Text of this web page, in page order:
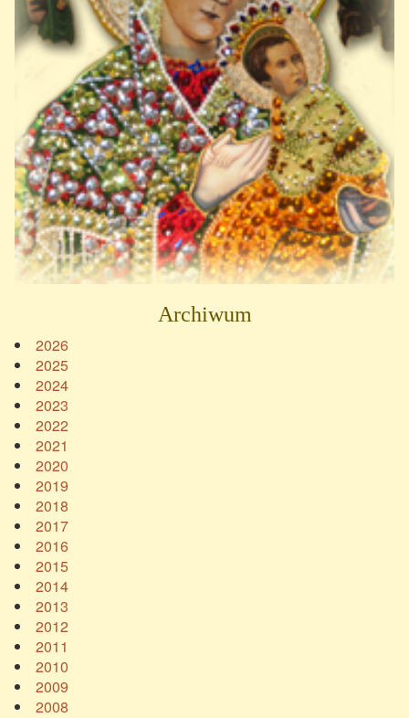
Archiwum
2026
2025
2024
2023
2022
2021
2020
2019
2018
2017
2016
2015
2014
2013
2012
2011
2010
2009
2008